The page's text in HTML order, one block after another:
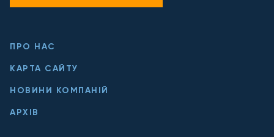
ПРО НАС
КАРТА САЙТУ
НОВИНИ КОМПАНІЙ
АРХІВ